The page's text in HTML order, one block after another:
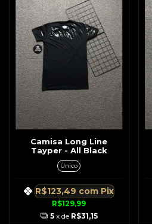
Camisa Long Line
Tayper - All Black
Único
R$129,99
R$123,49 com Pix
5 x de R$31,15